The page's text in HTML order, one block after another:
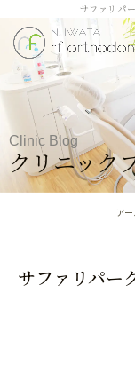
サファリパ
Clinic Blog
クリニック
ア
サファリパー